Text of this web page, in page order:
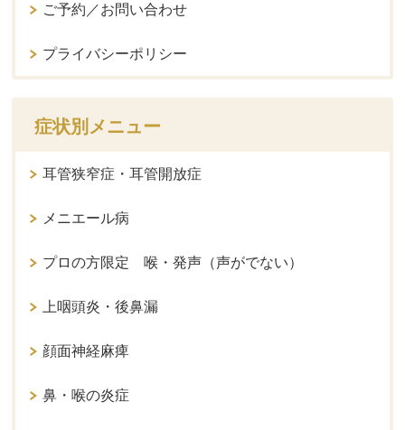
ご予約／お問い合わせ
プライバシーポリシー
症状別メニュー
耳管狭窄症・耳管開放症
メニエール病
プロの方限定 喉・発声（声がでない）
上咽頭炎・後鼻漏
顔面神経麻痺
鼻・喉の炎症